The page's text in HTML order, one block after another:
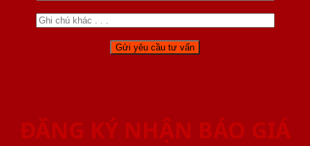
ĐĂNG KÝ NHẬN BÁO GIÁ